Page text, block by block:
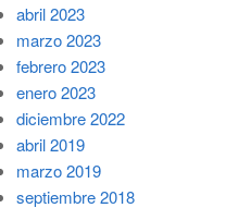
abril 2023
marzo 2023
febrero 2023
enero 2023
diciembre 2022
abril 2019
marzo 2019
septiembre 2018